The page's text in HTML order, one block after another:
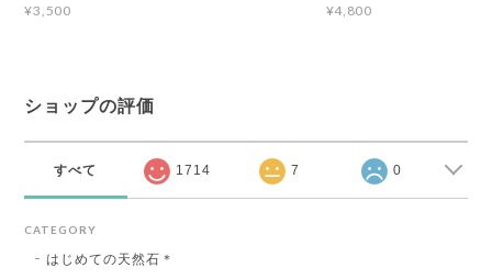
¥3,500
¥4,800
ショップの評価
すべて 1714 7 0
CATEGORY
はじめての天然石＊